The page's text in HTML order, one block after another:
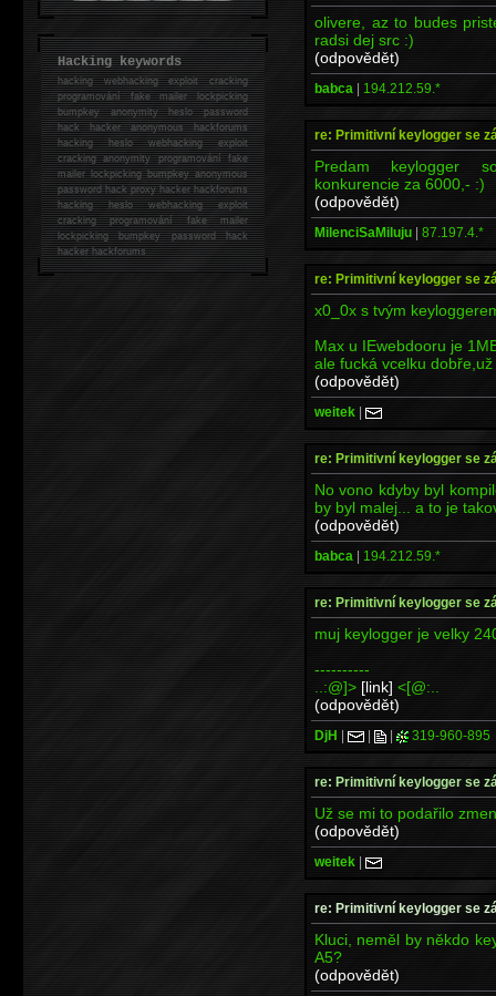
olivere, az to budes
radsi dej src :)
(odpovědět)
babca | 194.212.59.*
re: Primitivní keylogger se
Predam keylogger
konkurencie za 6000,- :)
(odpovědět)
MilenciSaMiluju | 87.197.4.*
re: Primitivní keylogger se
x0_0x s tvým
Max u IEwebdooru je
ale fucká vcelku
(odpovědět)
weitek |
re: Primitivní keylogger se
No vono kdyby byl
by byl malej... a to je
(odpovědět)
babca | 194.212.59.*
re: Primitivní keylogger se
muj keylogger je velky
----------
..:@]> [link] <[@:..
(odpovědět)
DjH | | | 319-960-895
re: Primitivní keylogger se
Už se mi to podařilo
(odpovědět)
weitek |
re: Primitivní keylogger se
Kluci, neměl by někdo
A5?
(odpovědět)
Hacking keywords
hackingwebhacking exploit cracking
programování fake mailer lockpicking
bumpkey anonymity heslo password
hackhacker anonymous hackforums
hackingheslo webhacking exploit
cracking anonymity programování fake
mailer lockpicking bumpkey anonymous
password hack proxy hacker hackforums
hacking heslo webhacking exploit
cracking programování fake mailer
lockpicking bumpkey password hack
hackerhackforums